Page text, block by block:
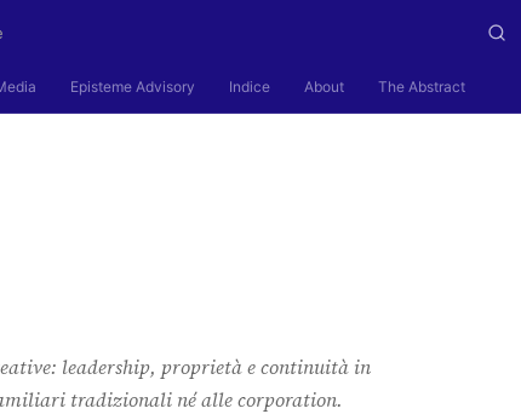
Episteme Advisory Indice About The Abstract
leadership, proprietà e continuità in
tradizionali né alle corporation.